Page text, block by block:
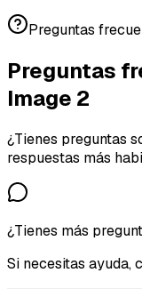
Preguntas
Preguntas
Image 2
¿Tienes preguntas
respuestas más
¿Tienes más
Si necesitas ayuda,